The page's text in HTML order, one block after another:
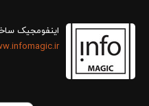
اینفومجیک